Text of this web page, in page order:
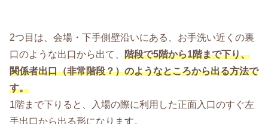
2つ目は、会場・下手側壁沿いにある、お手洗い近くの裏
口のような出口から出て、 階段で5階から1階まで下り、
関係者出口（非常階段？）のようなところから出る方法で
す。
1階まで下りると、入場の際に利用した正面入口のすぐ左
手出口から出る形になります。